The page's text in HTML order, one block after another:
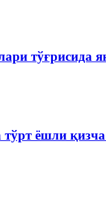
тўғрисида
ёшли қизча